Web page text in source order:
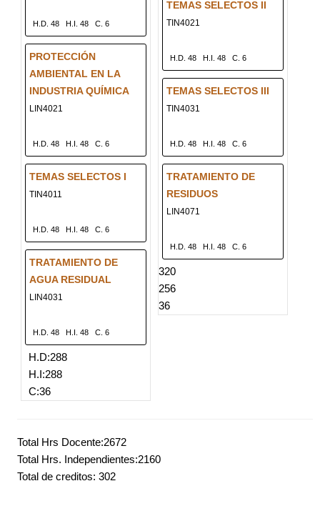
H.D. 48 H.I. 48 C. 6
PROTECCIÓN
AMBIENTAL EN LA
INDUSTRIA QUÍMICA
LIN4021
H.D. 48 H.I. 48 C. 6
TEMAS SELECTOS I
TIN4011
H.D. 48 H.I. 48 C. 6
TRATAMIENTO DE
AGUA RESIDUAL
LIN4031
H.D. 48 H.I. 48 C. 6
H.D:288
H.I:288
C:36
TEMAS SELECTOS II
TIN4021
H.D. 48 H.I. 48 C. 6
TEMAS SELECTOS III
TIN4031
H.D. 48 H.I. 48 C. 6
TRATAMIENTO DE
RESIDUOS
LIN4071
H.D. 48 H.I. 48 C. 6
320
256
36
Total Hrs Docente:2672
Total Hrs. Independientes:2160
Total de creditos: 302